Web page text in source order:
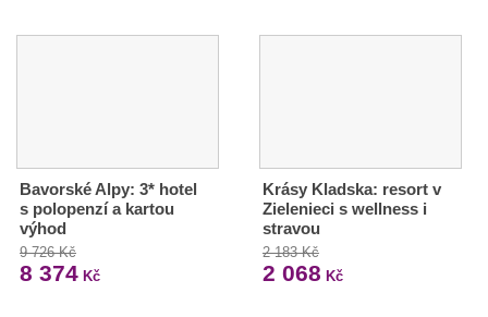
Bavorské Alpy: 3* hotel
s polopenzí a kartou
výhod
9 726 Kč
8 374 Kč
Krásy Kladska: resort v
Zielenieci s wellness i
stravou
2 183 Kč
2 068 Kč